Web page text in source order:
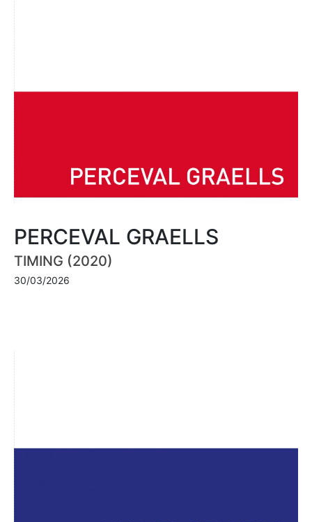
PERCEVAL GRAELLS
TIMING (2020)
30/03/2026